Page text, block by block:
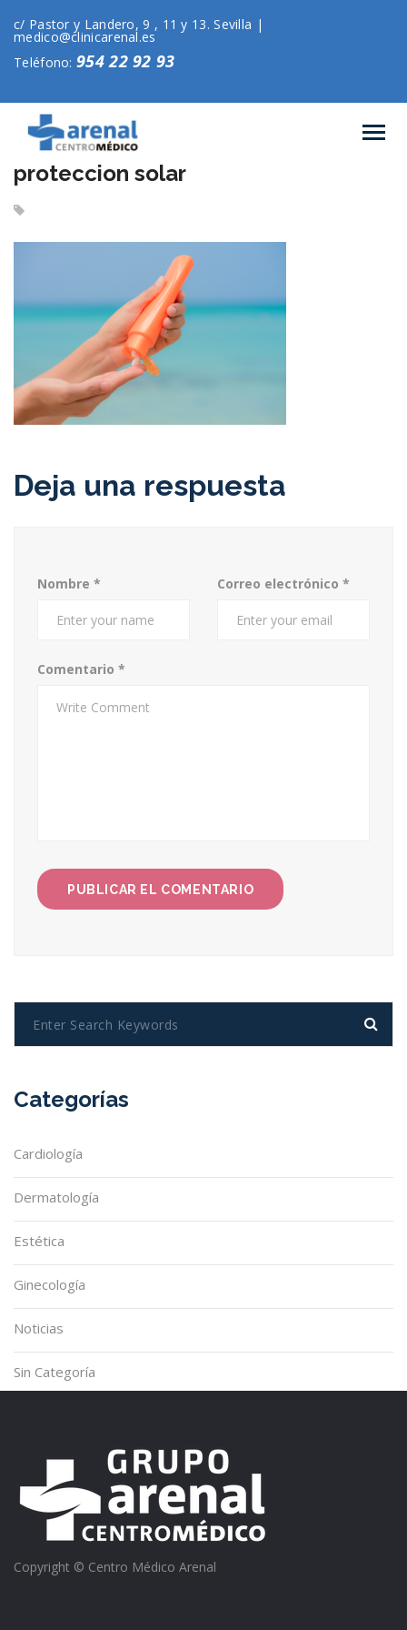
c/ Pastor y Landero, 9 , 11 y 13. Sevilla |
medico@clinicarenal.es
Teléfono: 954 22 92 93
proteccion solar
Deja una respuesta
Nombre * Correo electrónico *
Comentario *
Categorías
Cardiología
Dermatología
Estética
Ginecología
Noticias
Sin Categoría
Copyright © Centro Médico Arenal